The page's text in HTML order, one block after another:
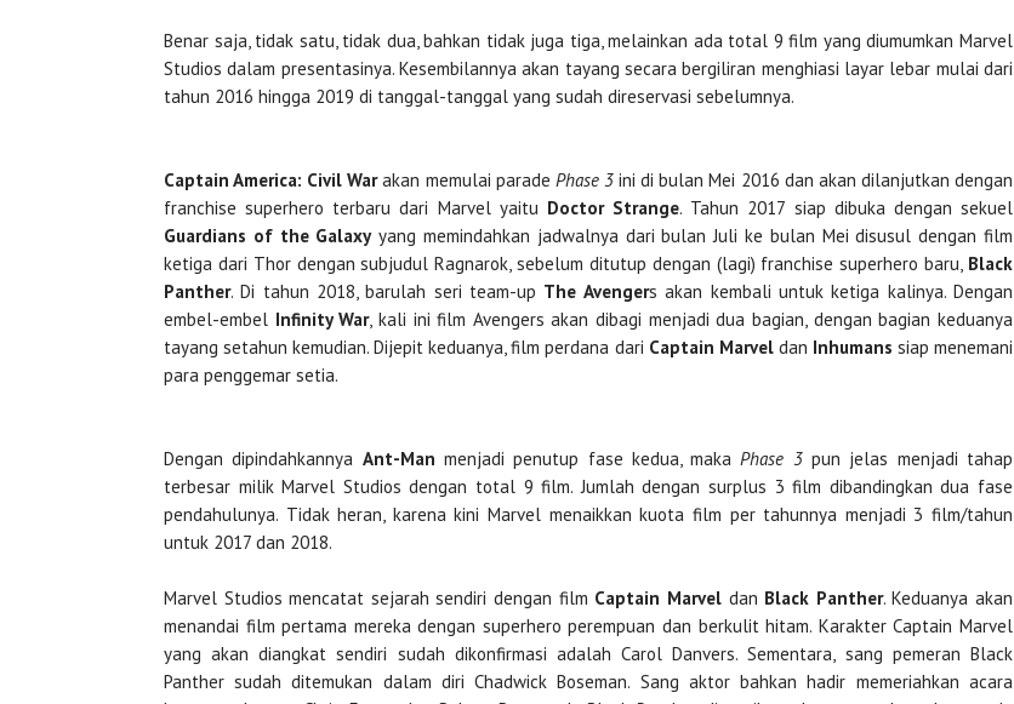
Benar saja, tidak satu, tidak dua, bahkan tidak juga tiga, melainkan ada total 9 film yang diumumkan Marvel
Studios dalam presentasinya. Kesembilannya akan tayang secara bergiliran menghiasi layar lebar mulai dari
tahun 2016 hingga 2019 di tanggal-tanggal yang sudah direservasi sebelumnya.
Captain America: Civil Warakan memulai parade Phase 3ini di bulan Mei 2016 dan akan dilanjutkan dengan
franchise superhero terbaru dari Marvel yaitu Doctor Strange. Tahun 2017 siap dibuka dengan sekuel
Guardians of the Galaxyyang memindahkan jadwalnya dari bulan Juli ke bulan Mei disusul dengan film
ketiga dari Thor dengan subjudul Ragnarok, sebelum ditutup dengan (lagi) franchise superhero baru, Black
Panther. Di tahun 2018, barulah seri team-up The Avengers akan kembali untuk ketiga kalinya. Dengan
embel-embel Infinity War, kali ini film Avengers akan dibagi menjadi dua bagian, dengan bagian keduanya
tayang setahun kemudian. Dijepit keduanya, film perdana dari Captain Marveldan Inhumans siap menemani
para penggemar setia.
Dengan dipindahkannya Ant-Man menjadi penutup fase kedua, makaPhase 3pun jelas menjadi tahap
terbesar milik Marvel Studios dengan total 9 film. Jumlah dengan surplus 3 film dibandingkan dua fase
pendahulunya. Tidak heran, karena kini Marvel menaikkan kuota film per tahunnya menjadi 3 film/tahun
untuk 2017 dan 2018.
Marvel Studios mencatat sejarah sendiri dengan film Captain Marveldan Black Panther. Keduanya akan
menandai film pertama mereka dengan superhero perempuan dan berkulit hitam. Karakter Captain Marvel
yang akan diangkat sendiri sudah dikonfirmasi adalah Carol Danvers. Sementara, sang pemeran Black
Panther sudah ditemukan dalam diri Chadwick Boseman. Sang aktor bahkan hadir memeriahkan acara